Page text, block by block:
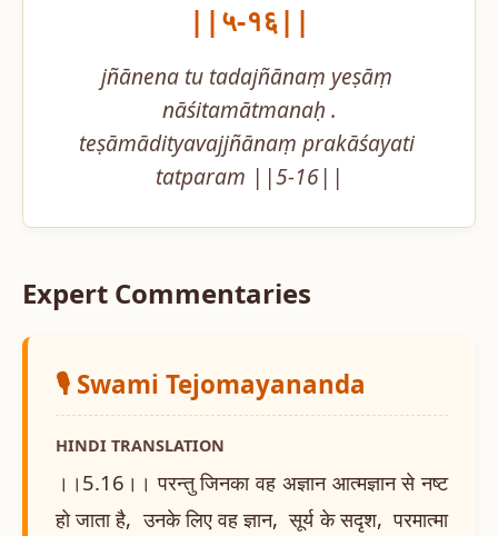
||५-१६||
jñānena tu tadajñānaṃ yeṣāṃ
nāśitamātmanaḥ .
teṣāmādityavajjñānaṃ prakāśayati
tatparam ||5-16||
Expert Commentaries
🎙️ Swami Tejomayananda
HINDI TRANSLATION
।।5.16।। परन्तु जिनका वह अज्ञान आत्मज्ञान से नष्ट
हो जाता है, उनके लिए वह ज्ञान, सूर्य के सदृश, परमात्मा